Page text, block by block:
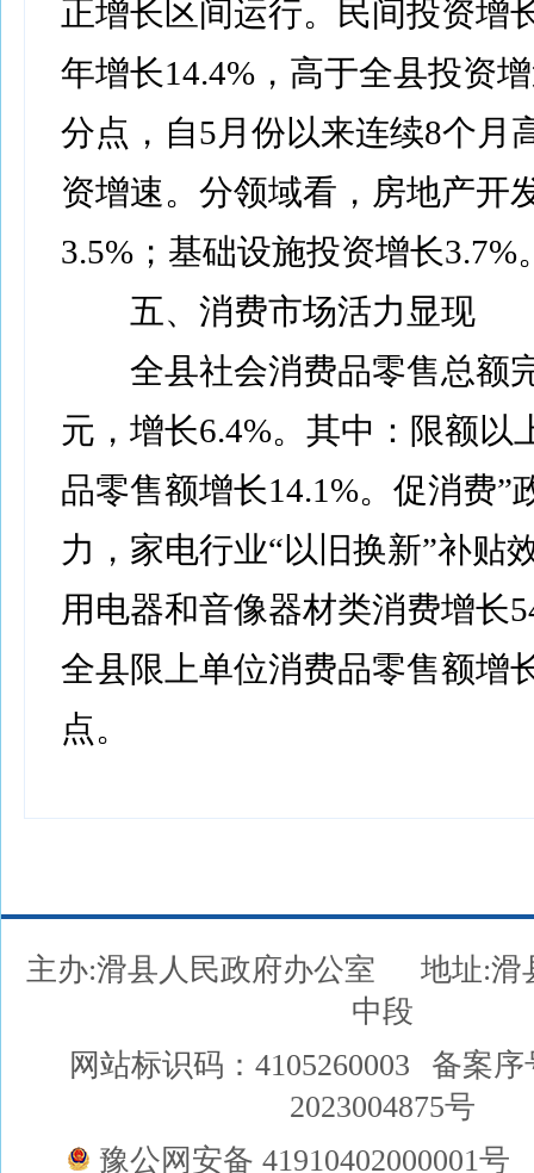
正增长区间运行。民间投资增
年增长14.4%，高于全县投资
分点，自5月份以来连续8个月
资增速。分领域看，房地产开
3.5%；基础设施投资增长3.7%
五、消费市场活力显现
全县社会消费品零售总额
元，增长6.4%。其中：限额以
品零售额增长14.1%。促消费”
力，家电行业“以旧换新”补贴
用电器和音像器材类消费增长
全县限上单位消费品零售额增
点。
主办:滑县人民政府办公室
地址:滑
中段
网站标识码：4105260003
备案序
2023004875号
豫公网安备 41910402000001号